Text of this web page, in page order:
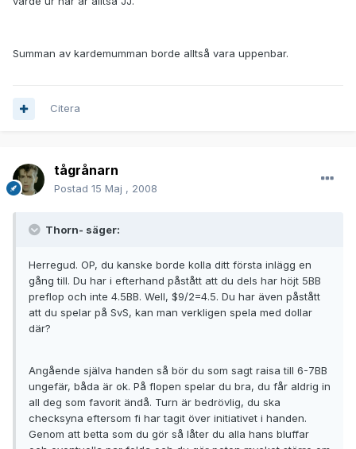
Summan av kardemumman borde alltså vara uppenbar.
Citera
tågrånarn
Postad 15 Maj , 2008
Thorn- säger:
Herregud. OP, du kanske borde kolla ditt första inlägg en
gång till. Du har i efterhand påstått att du dels har höjt 5BB
preflop och inte 4.5BB. Well, $9/2=4.5. Du har även påstått
att du spelar på SvS, kan man verkligen spela med dollar
där?
Angående själva handen så bör du som sagt raisa till 6-7BB
ungefär, båda är ok. På flopen spelar du bra, du får aldrig in
all deg som favorit ändå. Turn är bedrövlig, du ska
checksyna eftersom fi har tagit över initiativet i handen.
Genom att betta som du gör så låter du alla hans bluffar